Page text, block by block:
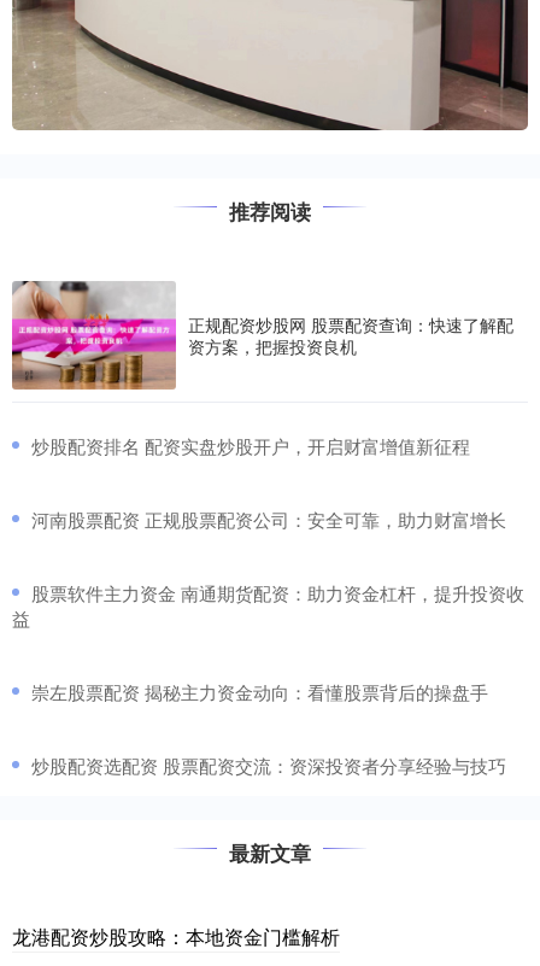
推荐阅读
正规配资炒股网 股票配资查询：快速了解配
资方案，把握投资良机
​炒股配资排名 配资实盘炒股开户，开启财富增值新征程
​河南股票配资 正规股票配资公司：安全可靠，助力财富增长
​股票软件主力资金 南通期货配资：助力资金杠杆，提升投资收
益
​崇左股票配资 揭秘主力资金动向：看懂股票背后的操盘手
​炒股配资选配资 股票配资交流：资深投资者分享经验与技巧
最新文章
龙港配资炒股攻略：本地资金门槛解析